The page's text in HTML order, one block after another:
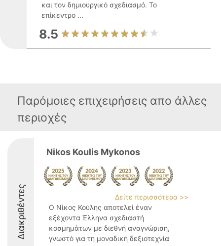
και τον δημιουργικό σχεδιασμό. Το
επίκεντρο ...
8.5
Παρόμοιες επιχειρήσεις απο άλλες
περιοχές
Διακριθέντες
Nikos Koulis Mykonos
Δείτε περισσότερα >>
Ο Νίκος Κούλης αποτελεί έναν
εξέχοντα Έλληνα σχεδιαστή
κοσμημάτων με διεθνή αναγνώριση,
γνωστό για τη μοναδική δεξιοτεχνία